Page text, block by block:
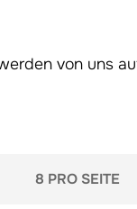
von uns
8 PRO SEITE
pro Seite